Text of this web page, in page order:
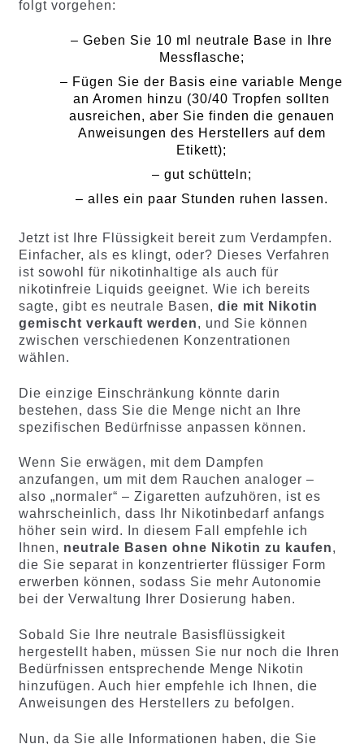
folgt vorgehen:
– Geben Sie 10 ml neutrale Base in Ihre
Messflasche;
– Fügen Sie der Basis eine variable Menge
an Aromen hinzu (30/40 Tropfen sollten
ausreichen, aber Sie finden die genauen
Anweisungen des Herstellers auf dem
Etikett);
– gut schütteln;
– alles ein paar Stunden ruhen lassen.
Jetzt ist Ihre Flüssigkeit bereit zum Verdampfen.
Einfacher, als es klingt, oder? Dieses Verfahren
ist sowohl für nikotinhaltige als auch für
nikotinfreie Liquids geeignet. Wie ich bereits
sagte, gibt es neutrale Basen, die mit Nikotin
gemischt verkauft werden, und Sie können
zwischen verschiedenen Konzentrationen
wählen.
Die einzige Einschränkung könnte darin
bestehen, dass Sie die Menge nicht an Ihre
spezifischen Bedürfnisse anpassen können.
Wenn Sie erwägen, mit dem Dampfen
anzufangen, um mit dem Rauchen analoger –
also „normaler“ – Zigaretten aufzuhören, ist es
wahrscheinlich, dass Ihr Nikotinbedarf anfangs
höher sein wird. In diesem Fall empfehle ich
Ihnen, neutrale Basen ohne Nikotin zu kaufen,
die Sie separat in konzentrierter flüssiger Form
erwerben können, sodass Sie mehr Autonomie
bei der Verwaltung Ihrer Dosierung haben.
Sobald Sie Ihre neutrale Basisflüssigkeit
hergestellt haben, müssen Sie nur noch die Ihren
Bedürfnissen entsprechende Menge Nikotin
hinzufügen. Auch hier empfehle ich Ihnen, die
Anweisungen des Herstellers zu befolgen.
Nun, da Sie alle Informationen haben, die Sie